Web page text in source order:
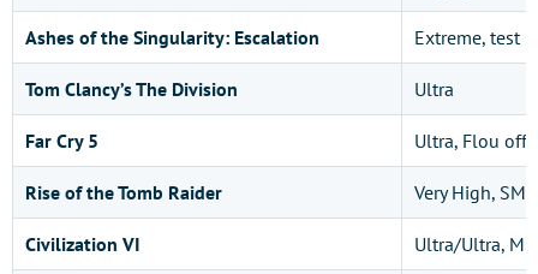
Ashes of the Singularity: Escalation Extreme, test
Tom Clancy’s The Division Ultra
Far Cry 5 Ultra, Flou off
Rise of the Tomb Raider Very High,
Civilization VI Ultra/Ultra,